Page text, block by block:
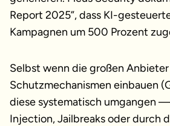
Report 2025”, dass KI-
Kampagnen um 500 Prozent
Selbst wenn die großen Anbieter
Schutzmechanismen einbauen
diese systematisch umgangen
Injection, Jailbreaks oder durch